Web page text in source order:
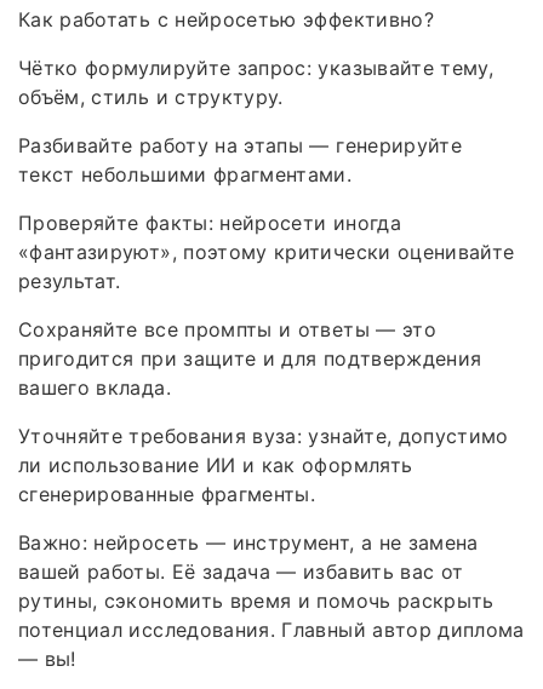
Как работать с нейросетью эффективно?
Чётко формулируйте запрос: указывайте тему,
объём, стиль и структуру.
Разбивайте работу на этапы — генерируйте
текст небольшими фрагментами.
Проверяйте факты: нейросети иногда
«фантазируют», поэтому критически оценивайте
результат.
Сохраняйте все промпты и ответы — это
пригодится при защите и для подтверждения
вашего вклада.
Уточняйте требования вуза: узнайте, допустимо
ли использование ИИ и как оформлять
сгенерированные фрагменты.
Важно: нейросеть — инструмент, а не замена
вашей работы. Её задача — избавить вас от
рутины, сэкономить время и помочь раскрыть
потенциал исследования. Главный автор диплома
— вы!